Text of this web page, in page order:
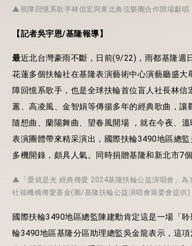
▲視障回憶系歌手林信宏與東北角弦樂團合作開場獻
【記者吳宇恩/基隆報導】
最近北台灣豪雨不斷，日前(9/22)，雨都基隆週
花蓮多個扶輪社在基隆表演藝術中心演藝廳盛
障回憶系歌手，也是全球扶輪首位盲人社長林
蕙、高凌風、金智娟等傳揚多年的經典歌曲，
隨想曲、蘭陽舞曲、望春風開場 ，就在今夜、
表演團體帶來精采演出，國際扶輪3490地區總
多機開錄，頗具人氣。同時捐贈基隆和新北市7
▲「愛就是光 經典傳愛 2024基隆扶輪公益演唱會」為
社福機構傳愛基金(圖/基隆扶輪公益演唱會籌委會提供)
國際扶輪3490地區總監陳建勳肯定這是一場「
輪3490地區基隆分區助理總監吳金龍表示，這